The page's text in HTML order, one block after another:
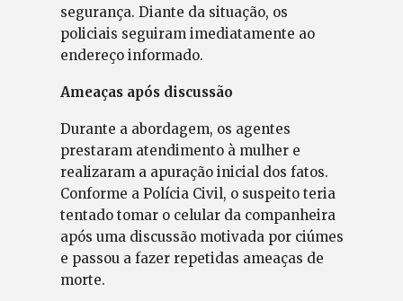
segurança. Diante da situação, os
policiais seguiram imediatamente ao
endereço informado.
Ameaças após discussão
Durante a abordagem, os agentes
prestaram atendimento à mulher e
realizaram a apuração inicial dos fatos.
Conforme a Polícia Civil, o suspeito teria
tentado tomar o celular da companheira
após uma discussão motivada por ciúmes
e passou a fazer repetidas ameaças de
morte.